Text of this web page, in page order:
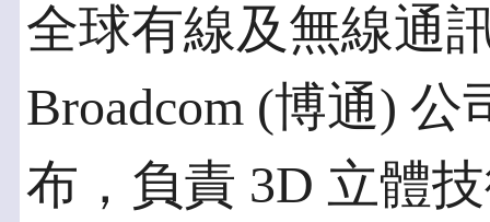
全球有線及無線通
Broadcom (博通) 公
布，負責 3D 立體